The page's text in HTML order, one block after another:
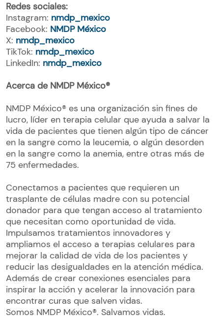
Redes sociales:
Instagram: nmdp_mexico
Facebook: NMDP México
X: nmdp_mexico
TikTok: nmdp_mexico
LinkedIn: nmdp_mexico
Acerca de NMDP México®
NMDP México® es una organización sin fines de
lucro, líder en terapia celular que ayuda a salvar la
vida de pacientes que tienen algún tipo de cáncer
en la sangre como la leucemia, o algún desorden
en la sangre como la anemia, entre otras más de
75 enfermedades.
Conectamos a pacientes que requieren un
trasplante de células madre con su potencial
donador para que tengan acceso al tratamiento
que necesitan como oportunidad de vida.
Impulsamos tratamientos innovadores y
ampliamos el acceso a terapias celulares para
mejorar la calidad de vida de los pacientes y
reducir las desigualdades en la atención médica.
Además de crear conexiones esenciales para
inspirar la acción y acelerar la innovación para
encontrar curas que salven vidas.
Somos NMDP México®. Salvamos vidas.